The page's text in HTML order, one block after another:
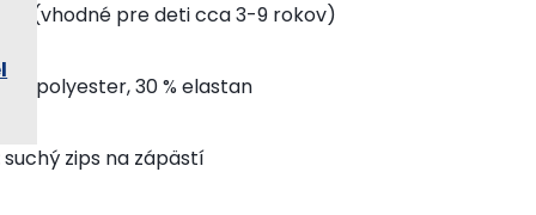
5 (vhodné pre deti cca 3-9 rokov)
% polyester, 30 % elastan
suchý zips na zápästí